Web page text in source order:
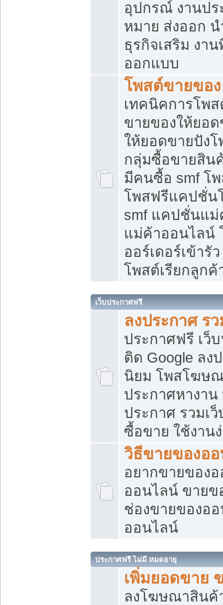
อุปกรณ์ งานป
หมาย ส่งออก น
ธุรกิจเสริม งา
ออกแบบ
โพสต์ขายของ
เทคนิคการโพ
ขายของให้ยอ
ให้ยอดขายปัง
กลุ่มซื้อขายสิน
มีคนซื้อ smf โ
โพสฟรีแคปชั่น
smf แคปชั่นแ
แม่ค้าออนไลน์
ออร์เดอร์เข้ารั
โพสต์เรียกลูกค้
เว็บประกาศฟรี
ลงประกาศ ร
ประกาศฟรี เว็
ติด Google ลง
นิยม โพสโฆษ
ประกาศหางาน
ประกาศ รวมเ
ซื้อขาย ใช้งาน
วิธีขายของอ
อยากขายของ
ออนไลน์ ขายข
ช่องขายของอ
ออนไลน์
ประกาศฟรี ไม่มี หมดอายุ
เพิ่มยอดขาย
ลงโฆษณาสิน